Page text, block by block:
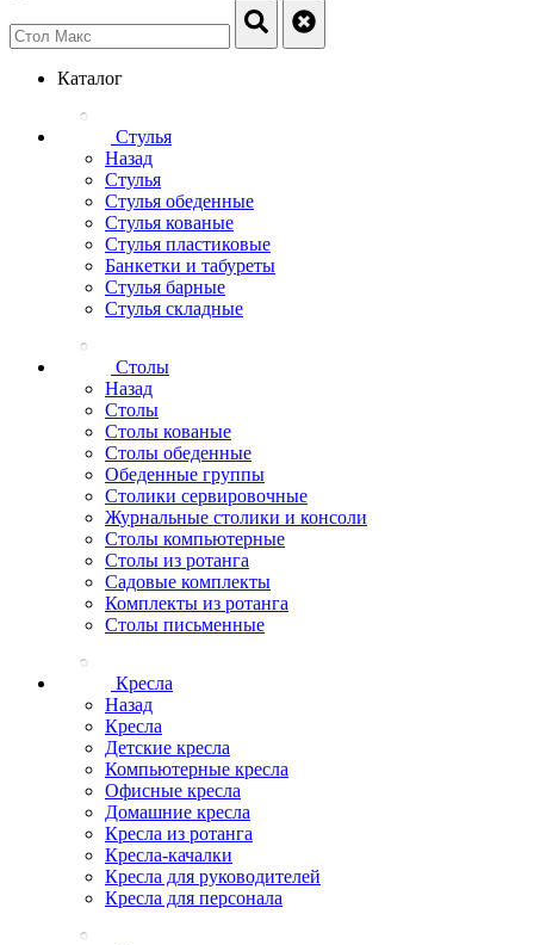
Каталог
Стулья
Назад
Стулья
Стулья обеденные
Стулья кованые
Стулья пластиковые
Банкетки и табуреты
Стулья барные
Стулья складные
Столы
Назад
Столы
Столы кованые
Столы обеденные
Обеденные группы
Столики сервировочные
Журнальные столики и консоли
Столы компьютерные
Столы из ротанга
Садовые комплекты
Комплекты из ротанга
Столы письменные
Кресла
Назад
Кресла
Детские кресла
Компьютерные кресла
Офисные кресла
Домашние кресла
Кресла из ротанга
Кресла-качалки
Кресла для руководителей
Кресла для персонала